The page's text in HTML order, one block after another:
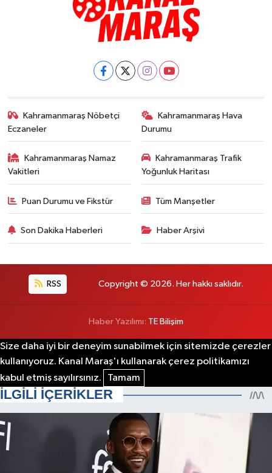
Kahramanmaraş Nöbetçi
Eczaneler
Kahramanmaraş Hava
Durumu
Kahramanmaraş Namaz
Vakitleri
Kahramanmaraş Trafik
Yoğunluk Haritası
Puan Durumu ve Fikstür Tüm Manşetler
Son Dakika Haberleri Haber Arşivi
RSS Copyright © 2026. Her hakkı saklıdır.
Haber Yazılımı: TE Bilişim
Size daha iyi bir deneyim sunabilmek için sitemizde çerezler
kullanıyoruz. Kanal Maraş'ı kullanarak çerez politikamızı
kabul etmiş sayılırsınız.
Tamam